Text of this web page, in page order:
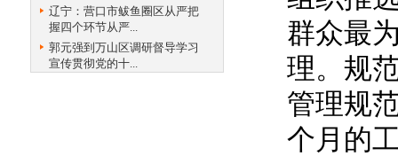
辽宁：营口市鲅鱼圈区从严把
握四个环节从严...
郭元强到万山区调研督导学习
宣传贯彻党的十...
群众最
理。规
管理规
个月的